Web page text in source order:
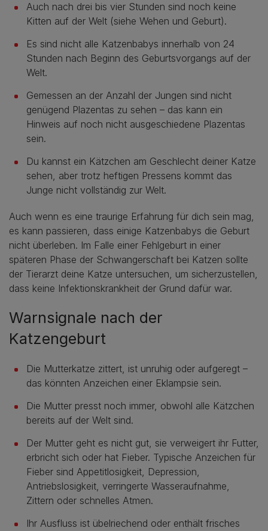
Auch nach drei bis vier Stunden sind noch keine
Kitten auf der Welt (siehe Wehen und Geburt).
Es sind nicht alle Katzenbabys innerhalb von 24
Stunden nach Beginn des Geburtsvorgangs auf der
Welt.
Gemessen an der Anzahl der Jungen sind nicht
genügend Plazentas zu sehen – das kann ein
Hinweis auf noch nicht ausgeschiedene Plazentas
sein.
Du kannst ein Kätzchen am Geschlecht deiner Katze
sehen, aber trotz heftigen Pressens kommt das
Junge nicht vollständig zur Welt.
Auch wenn es eine traurige Erfahrung für dich sein mag,
es kann passieren, dass einige Katzenbabys die Geburt
nicht überleben. Im Falle einer Fehlgeburt in einer
späteren Phase der Schwangerschaft bei Katzen sollte
der Tierarzt deine Katze untersuchen, um sicherzustellen,
dass keine Infektionskrankheit der Grund dafür war.
Warnsignale nach der
Katzengeburt
Die Mutterkatze zittert, ist unruhig oder aufgeregt –
das könnten Anzeichen einer Eklampsie sein.
Die Mutter presst noch immer, obwohl alle Kätzchen
bereits auf der Welt sind.
Der Mutter geht es nicht gut, sie verweigert ihr Futter,
erbricht sich oder hat Fieber. Typische Anzeichen für
Fieber sind Appetitlosigkeit, Depression,
Antriebslosigkeit, verringerte Wasseraufnahme,
Zittern oder schnelles Atmen.
Ihr Ausfluss ist übelriechend oder enthält frisches